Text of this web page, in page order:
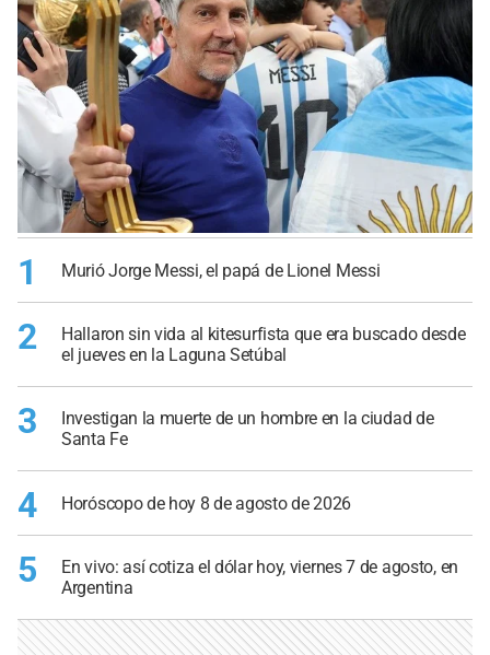
1 Murió Jorge Messi, el papá de Lionel Messi
2
Hallaron sin vida al kitesurfista que era buscado desde
el jueves en la Laguna Setúbal
3
Investigan la muerte de un hombre en la ciudad de
Santa Fe
4 Horóscopo de hoy 8 de agosto de 2026
5
En vivo: así cotiza el dólar hoy, viernes 7 de agosto, en
Argentina